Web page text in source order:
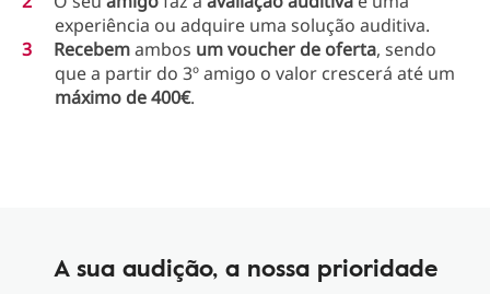
experiência ou adquire uma solução auditiva.
Recebemambos um voucher de oferta, sendo
que a partir do 3º amigo o valor crescerá até um
máximo de 400€.
A sua audição, a nossa prioridade